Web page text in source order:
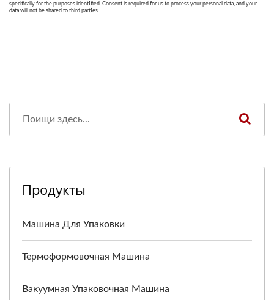
Продукты
Машина Для Упаковки
Термоформовочная Машина
Вакуумная Упаковочная Машина